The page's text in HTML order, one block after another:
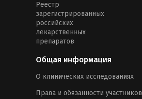
Реестр
зарегистрированных
российских
лекарственных
препаратов
Общая информация
О клинических исследованиях
Права и обязанности участников